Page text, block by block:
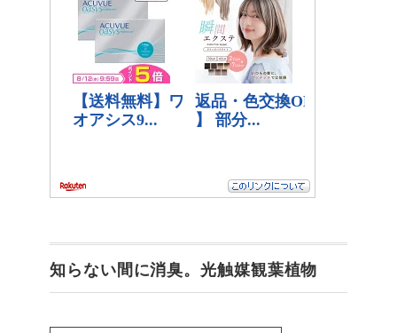
知らない間に消臭。光触媒観葉植物